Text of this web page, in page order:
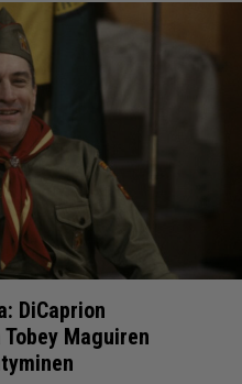
DiCaprion
Maguiren